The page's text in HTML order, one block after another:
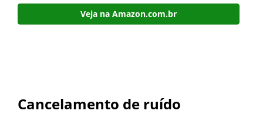
Veja na Amazon.com.br
Cancelamento de ruído